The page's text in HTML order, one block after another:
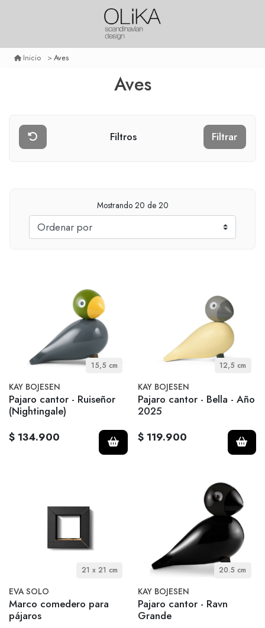
Inicio Aves
Aves
Filtros Filtrar
Mostrando 20 de 20
15,5 cm
KAY BOJESEN
Pajaro cantor - Ruiseñor
(Nightingale)
$ 134.900
12,5 cm
KAY BOJESEN
Pajaro cantor - Bella - Año
2025
$ 119.900
21 x 21 cm
EVA SOLO
Marco comedero para
pájaros
20.5 cm
KAY BOJESEN
Pajaro cantor - Ravn
Grande